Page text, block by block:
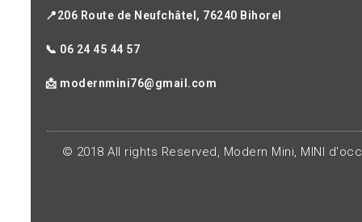
📍206 Route de Neufchâtel, 76240 Bihorel
📞 06 24 45 44 57
📩 modernmini76@gmail.com
© 2018 All rights Reserved, Modern Mini, MINI